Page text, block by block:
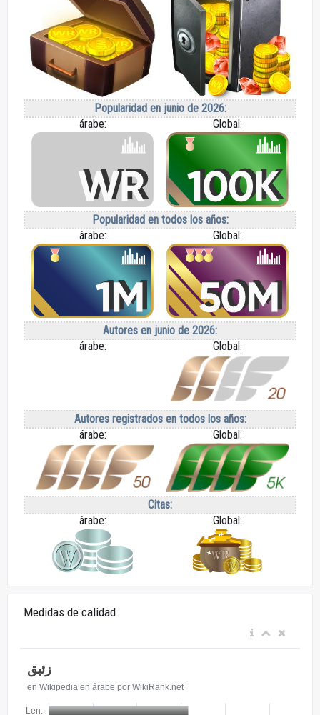
Popularidad en junio de 2026:
árabe:
Global:
Popularidad en todos los años:
árabe:
Global:
Autores en junio de 2026:
árabe:
Global:
Autores registrados en todos los años:
árabe:
Global:
Citas:
árabe:
Global:
Medidas de calidad